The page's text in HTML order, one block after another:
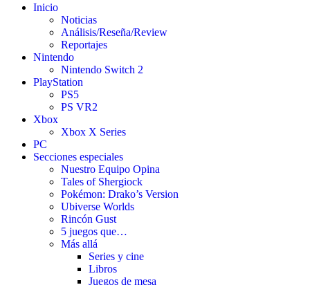
Inicio
Noticias
Análisis/Reseña/Review
Reportajes
Nintendo
Nintendo Switch 2
PlayStation
PS5
PS VR2
Xbox
Xbox X Series
PC
Secciones especiales
Nuestro Equipo Opina
Tales of Shergiock
Pokémon: Drako’s Version
Ubiverse Worlds
Rincón Gust
5 juegos que…
Más allá
Series y cine
Libros
Juegos de mesa